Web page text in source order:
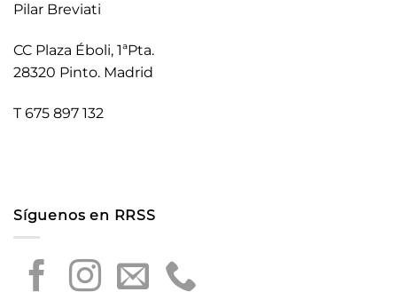
Pilar Breviati
CC Plaza Éboli, 1ªPta.
28320 Pinto. Madrid
T 675 897 132
Síguenos en RRSS